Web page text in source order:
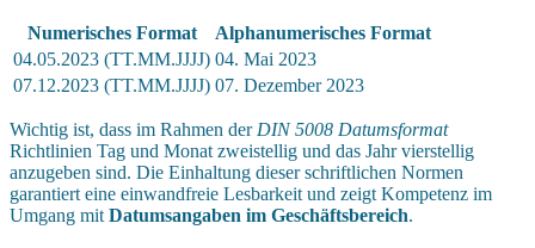
Numerisches Format
Alphanumerisches Format
04.05.2023 (TT.MM.JJJJ) 04. Mai 2023
07.12.2023 (TT.MM.JJJJ) 07. Dezember 2023
Wichtig ist, dass im Rahmen der DIN 5008 Datumsformat
Richtlinien Tag und Monat zweistellig und das Jahr vierstellig
anzugeben sind. Die Einhaltung dieser schriftlichen Normen
garantiert eine einwandfreie Lesbarkeit und zeigt Kompetenz im
Umgang mit Datumsangaben im Geschäftsbereich.